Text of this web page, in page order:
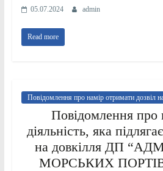
05.07.2024 admin
Read more
Повідомлення про намір отримати дозвіл
Повідомлення про
діяльність, яка
на довкілля ДП
МОРСЬКИХ